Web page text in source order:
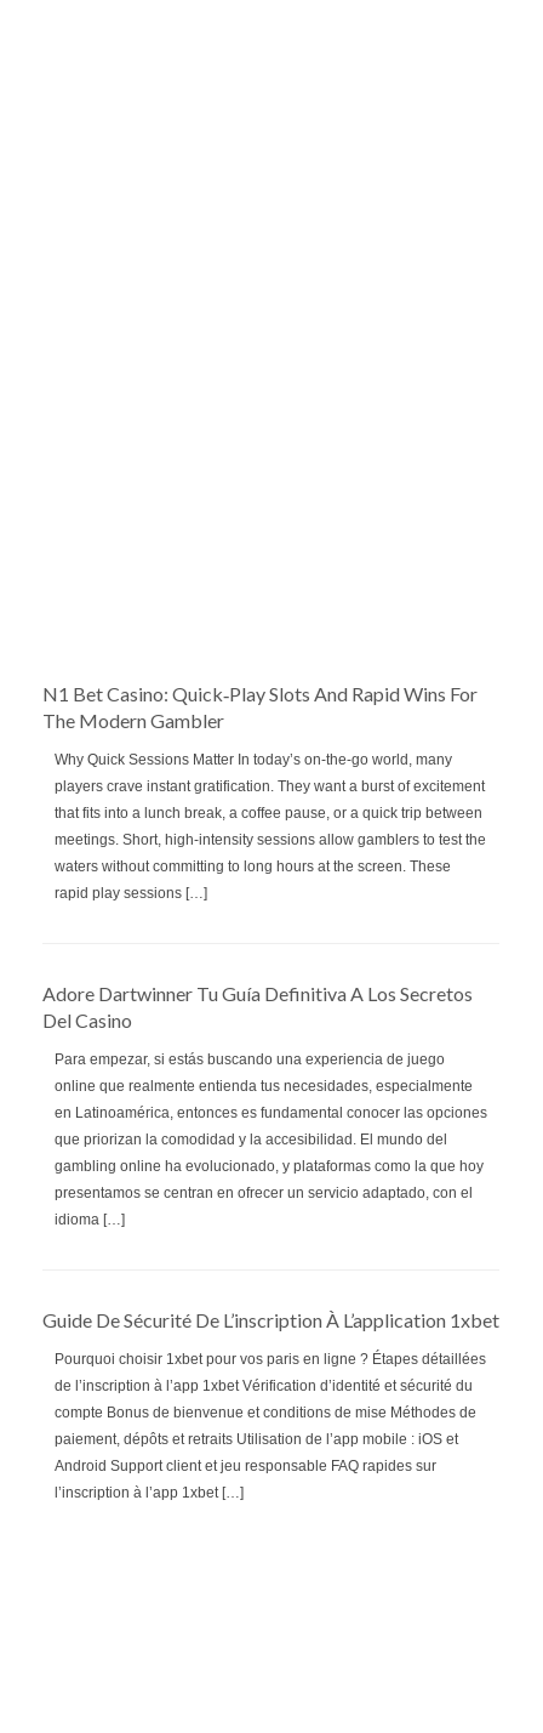
N1 Bet Casino: Quick‑Play Slots And Rapid Wins For
The Modern Gambler
Why Quick Sessions Matter In today’s on‑the‑go world, many
players crave instant gratification. They want a burst of excitement
that fits into a lunch break, a coffee pause, or a quick trip between
meetings. Short, high‑intensity sessions allow gamblers to test the
waters without committing to long hours at the screen. These
rapid play sessions […]
Adore Dartwinner Tu Guía Definitiva A Los Secretos
Del Casino
Para empezar, si estás buscando una experiencia de juego
online que realmente entienda tus necesidades, especialmente
en Latinoamérica, entonces es fundamental conocer las opciones
que priorizan la comodidad y la accesibilidad. El mundo del
gambling online ha evolucionado, y plataformas como la que hoy
presentamos se centran en ofrecer un servicio adaptado, con el
idioma […]
Guide De Sécurité De L’inscription À L’application 1xbet
Pourquoi choisir 1xbet pour vos paris en ligne ? Étapes détaillées
de l’inscription à l’app 1xbet Vérification d’identité et sécurité du
compte Bonus de bienvenue et conditions de mise Méthodes de
paiement, dépôts et retraits Utilisation de l’app mobile : iOS et
Android Support client et jeu responsable FAQ rapides sur
l’inscription à l’app 1xbet […]